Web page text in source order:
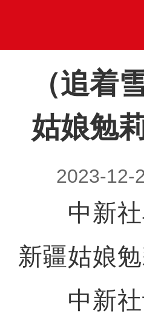
（追着
姑娘勉
2023-12-
中新社
新疆姑娘
中新社